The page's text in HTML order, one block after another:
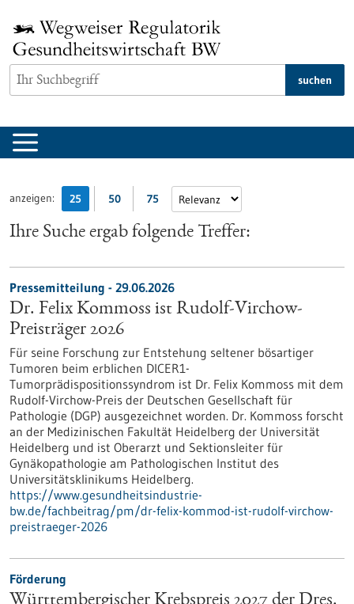
Inhalt
springen
suchen
anzeigen: 25 50 75
Ihre Suche ergab folgende Treffer:
Pressemitteilung - 29.06.2026
Dr. Felix Kommoss ist Rudolf-Virchow-
Preisträger 2026
Für seine Forschung zur Entstehung seltener bösartiger
Tumoren beim erblichen DICER1-
Tumorprädispositionssyndrom ist Dr. Felix Kommoss mit dem
Rudolf-Virchow-Preis der Deutschen Gesellschaft für
Pathologie (DGP) ausgezeichnet worden. Dr. Kommoss forscht
an der Medizinischen Fakultät Heidelberg der Universität
Heidelberg und ist Oberarzt und Sektionsleiter für
Gynäkopathologie am Pathologischen Institut des
Universitätsklinikums Heidelberg.
https://www.gesundheitsindustrie-
bw.de/fachbeitrag/pm/dr-felix-kommod-ist-rudolf-virchow-
preistraeger-2026
Förderung